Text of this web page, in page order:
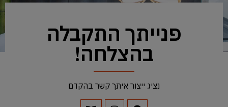
פנייתך התקבלה
בהצלחה!
נציג ייצור איתך קשר בהקדם